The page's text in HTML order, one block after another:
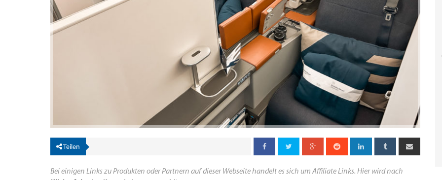
Teilen
Bei einigen Links zu Produkten oder Partnern auf dieser Webseite handelt es sich um Affiliate Links. Hier wird nach